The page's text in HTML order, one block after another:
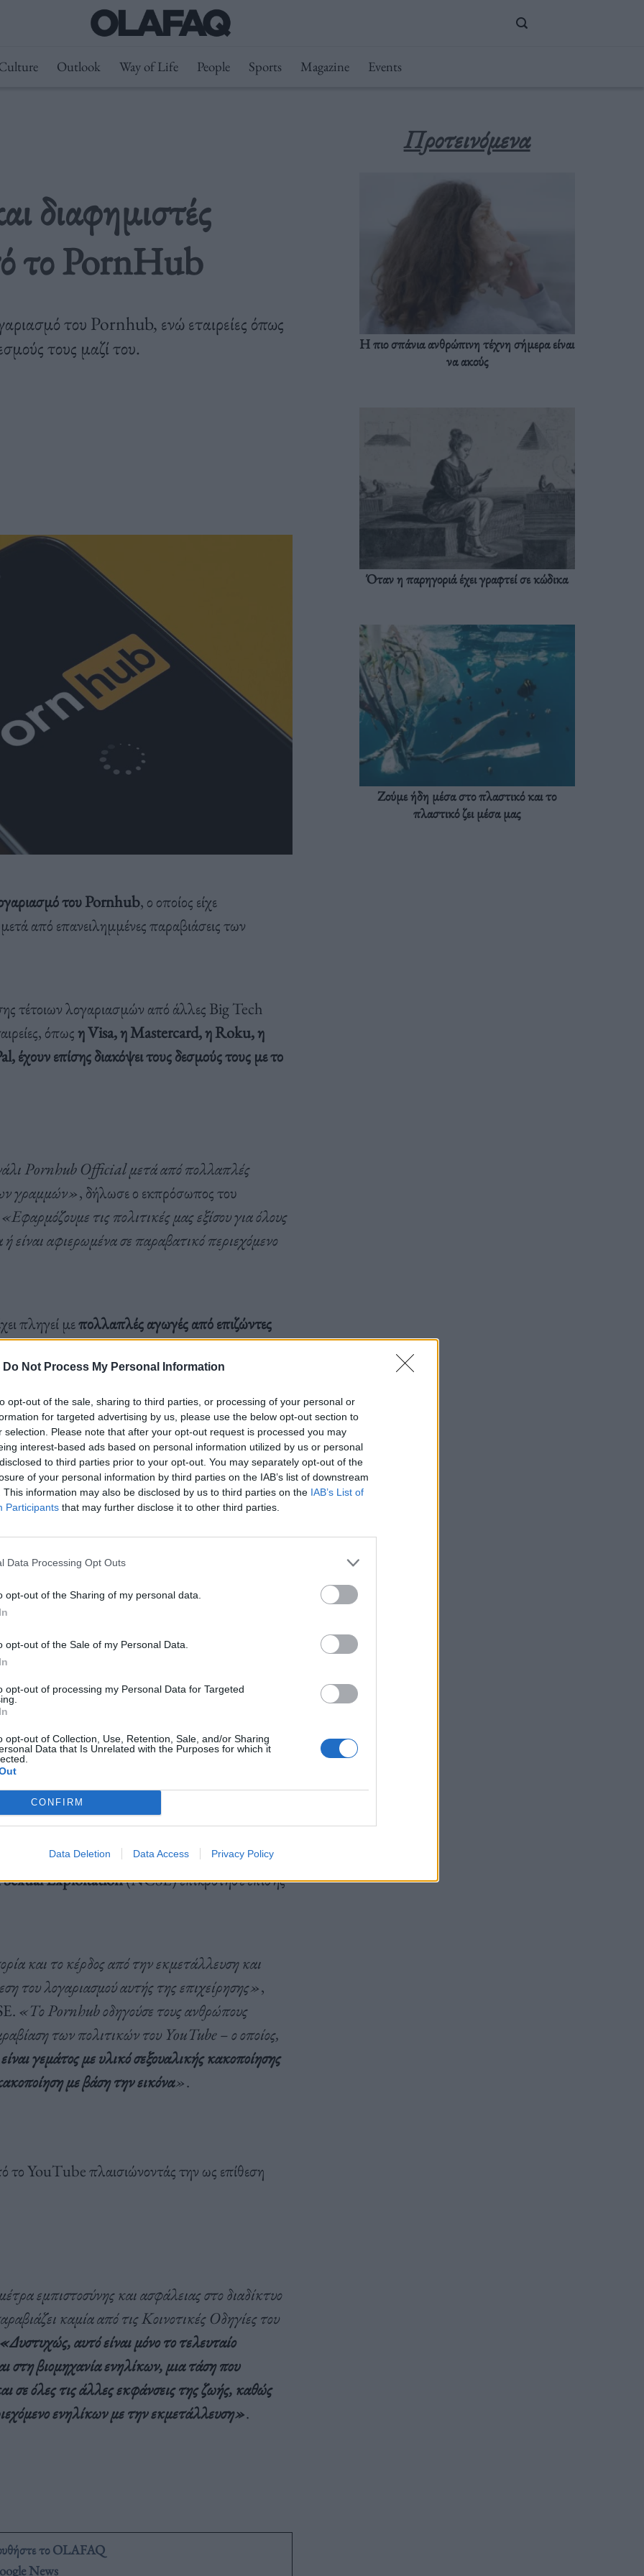
Do Not Process My Personal Information
opt-out of the sale, sharing to third parties, or processing of your personal or
for targeted advertising by us, please use the below opt-out section to
selection. Please note that after your opt-out request is processed you may
interest-based ads based on personal information utilized by us or personal
to third parties prior to your opt-out. You may separately opt-out of the
of your personal information by third parties on the IAB’s list of downstream
This information may also be disclosed by us to third parties on the IAB’s List of
Participants that may further disclose it to other third parties.
Data Processing Opt Outs
opt-out of the Sharing of my personal data.
opt-out of the Sale of my Personal Data.
opt-out of processing my Personal Data for Targeted
opt-out of Collection, Use, Retention, Sale, and/or Sharing
Data that Is Unrelated with the Purposes for which it
CONFIRM
Data Deletion Data Access Privacy Policy
Outlook Way of Life People Sports Magazine Events
διαφημιστές
το PornHub
του Pornhub, ενώ εταιρείες όπως
τους μαζί του.
του Pornhub, ο οποίος είχε
από επανειλημμένες παραβιάσεις των
τέτοιων λογαριασμών από άλλες Big Tech
όπωςη Visa, η Mastercard, η Roku, η
επίσης διακόψει τους δεσμούς τους με το
Pornhub Official μετά από πολλαπλές
γραμμών», δήλωσε ο εκπρόσωπος του
«Εφαρμόζουμε τις πολιτικές μας εξίσου για όλους
είναι αφιερωμένα σε παραβατικό περιεχόμενο
πληγεί μεπολλαπλές αγωγές από επιζώντες
οι οποίοι ισχυρίζονται ότι βίντεο με την
ιστότοπο.
Mickelwait, επικρότησε την Παρασκευή την
το παράδειγμά».
account has been shut down after
child sexual abuse and trafficking.
Pornhub’s accounts… Twitter should
Exploitation(NCSE) επικρότησε επίσης
και το κέρδος από την εκμετάλλευση και
του λογαριασμού αυτής της επιχείρησης»,
«Το Pornhub οδηγούσε τους ανθρώπους
των πολιτικών του YouTube – ο οποίος,
είναι γεμάτος με υλικό σεξουαλικής κακοποίησης
με βάση την εικόνα».
YouTube πλαισιώνοντάς την ως επίθεση
εμπιστοσύνης και ασφάλειας στο διαδίκτυο
καμία από τις Κοινοτικές Οδηγίες του
«Δυστυχώς, αυτό είναι μόνο το τελευταίο
στη βιομηχανία ενηλίκων, μια τάση που
σε όλες τις άλλες εκφάνσεις της ζωής, καθώς
ενηλίκων με την εκμετάλλευση».
το OLAFAQ
News
Προτεινόμενα
Η πιο σπάνια ανθρώπινη τέχνη σήμερα είναι
να ακούς
Όταν η παρηγοριά έχει γραφτεί σε κώδικα
Ζούμε ήδη μέσα στο πλαστικό και το
πλαστικό ζει μέσα μας